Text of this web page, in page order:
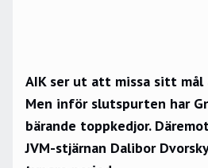
AIK ser ut att missa sitt
Men inför slutspurten har
bärande toppkedjor.
JVM-stjärnan Dalibor